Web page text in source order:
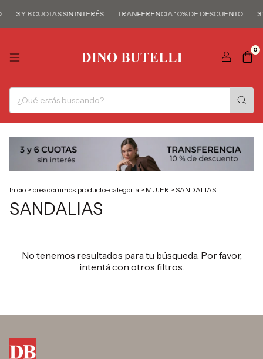
3 Y 6 CUOTAS SIN INTERÉS TRANFERENCIA 10% DE DESCUENTO 3
0
Inicio > breadcrumbs.producto-categoria > MUJER > SANDALIAS
SANDALIAS
No tenemos resultados para tu búsqueda. Por favor,
intentá con otros filtros.